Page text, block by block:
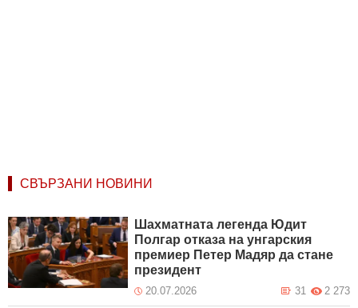
СВЪРЗАНИ НОВИНИ
Шахматната легенда Юдит
Полгар отказа на унгарския
премиер Петер Мадяр да стане
президент
20.07.2026 2 273
31